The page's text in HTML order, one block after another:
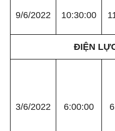
9/6/2022 10:30:00
ĐIỆN
3/6/2022 6:00:00